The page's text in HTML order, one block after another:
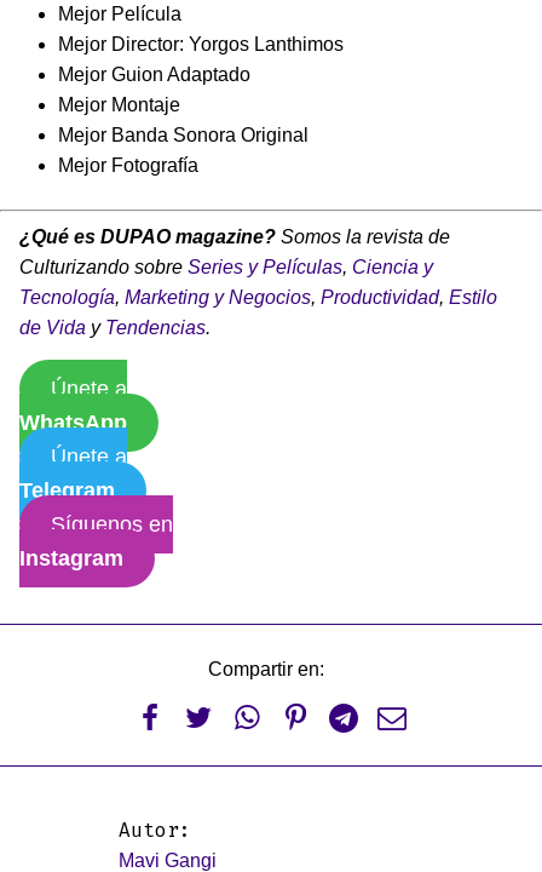
Mejor Película
Mejor Director: Yorgos Lanthimos
Mejor Guion Adaptado
Mejor Montaje
Mejor Banda Sonora Original
Mejor Fotografía
¿Qué es DUPAO magazine? Somos la revista de
Culturizando sobre Series y Películas, Ciencia y
Tecnología, Marketing y Negocios, Productividad, Estilo
de Vida y Tendencias.
Únete a
WhatsApp
Únete a
Telegram
Síguenos en
Instagram
Compartir en:
     
Autor:
Mavi Gangi